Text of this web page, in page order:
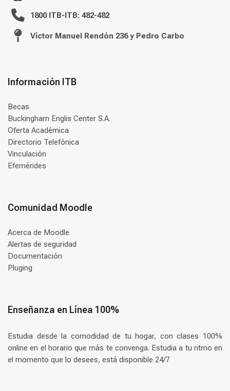
1800 ITB-ITB: 482-482
Víctor Manuel Rendón 236 y Pedro Carbo
Información ITB
Becas
Buckingham Englis Center S.A.
Oferta Académica
Directorio Telefónica
Vinculación
Efemérides
Comunidad Moodle
Acerca de Moodle
Alertas de seguridad
Documentación
Pluging
Enseñanza en Línea 100%
Estudia desde la comodidad de tu hogar, con clases 100%
online en el horario que más te convenga. Estudia a tu ritmo en
el momento que lo desees, está disponible 24/7